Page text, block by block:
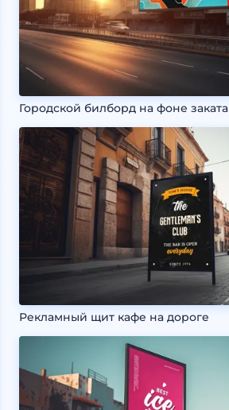
Городской билборд на фоне заката
Рекламный щит кафе на дороге